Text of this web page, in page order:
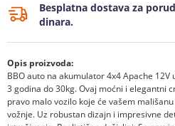
Besplatna dostava za
dinara.
Opis proizvoda:
BBO auto na akumulator 4x4 Apache
3 godina do 30kg. Ovaj moćni i elegantni
pravo malo vozilo koje će vašem
vožnje. Uz robustan dizajn i impresivne